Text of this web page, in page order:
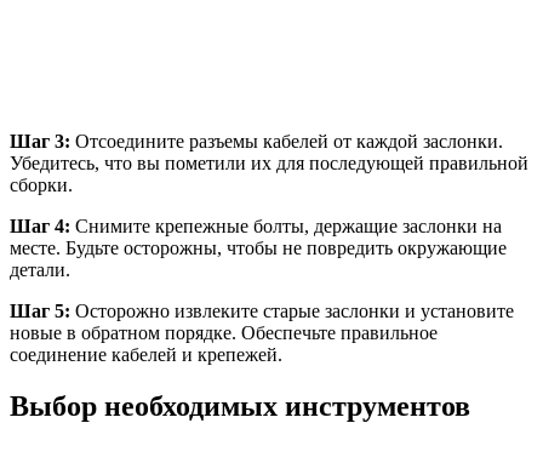
Шаг 3: Отсоедините разъемы кабелей от каждой заслонки.
Убедитесь, что вы пометили их для последующей правильной
сборки.
Шаг 4: Снимите крепежные болты, держащие заслонки на
месте. Будьте осторожны, чтобы не повредить окружающие
детали.
Шаг 5: Осторожно извлеките старые заслонки и установите
новые в обратном порядке. Обеспечьте правильное
соединение кабелей и крепежей.
Выбор необходимых инструментов